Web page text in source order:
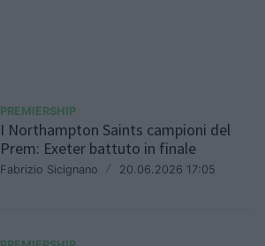
PREMIERSHIP
I Northampton Saints campioni del
Prem: Exeter battuto in finale
Fabrizio Sicignano / 20.06.2026 17:05